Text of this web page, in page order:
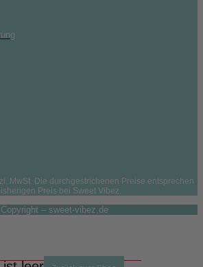
MwSt. Die durchgestrichenen Preise entsprechen
Preis bei Sweet Vibez.
– sweet-vibez.de